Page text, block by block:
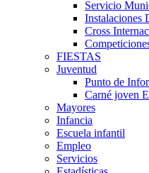
Servicio
Instalaciones
Cross
FIESTAS
Juventud
Punto de
Carné joven
Mayores
Infancia
Escuela infantil
Empleo
Servicios